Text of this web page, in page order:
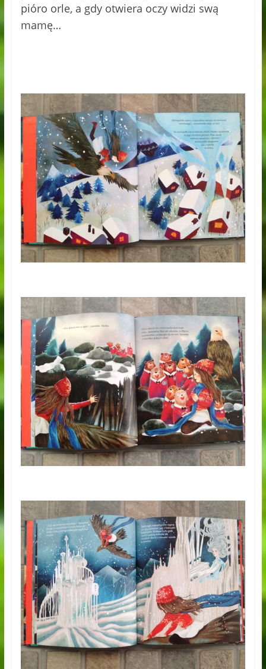
pióro orle, a gdy otwiera oczy widzi swą
mamę…